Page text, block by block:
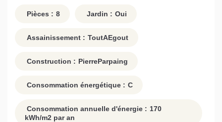
Pièces : 8 Jardin : Oui
Assainissement : ToutAEgout
Construction : PierreParpaing
Consommation énergétique : C
Consommation annuelle d'énergie : 170
kWh/m2 par an